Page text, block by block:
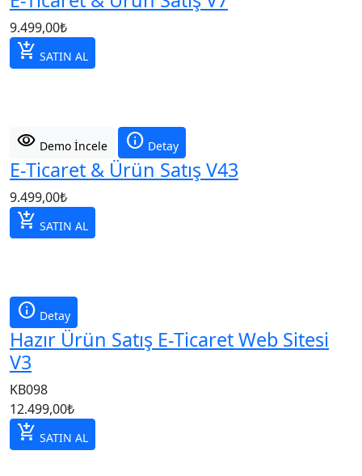
9.499,00₺
add_shopping_cart SATIN AL
visibility Demo İncele info Detay
E-Ticaret & Ürün Satış V43
9.499,00₺
add_shopping_cart SATIN AL
info Detay
Hazır Ürün Satış E-Ticaret Web Sitesi
V3
KB098
12.499,00₺
add_shopping_cart SATIN AL